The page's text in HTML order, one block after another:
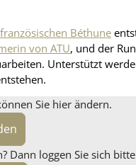
Béthune
von ATU, und der
Unterstützt
Sie hier ändern.
Dann loggen Sie sich